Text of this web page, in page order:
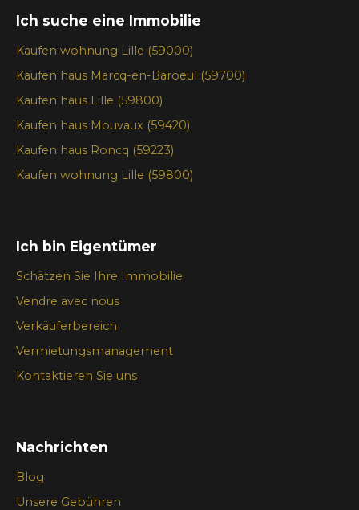
Ich suche eine Immobilie
Kaufen wohnung Lille (59000)
Kaufen haus Marcq-en-Baroeul (59700)
Kaufen haus Lille (59800)
Kaufen haus Mouvaux (59420)
Kaufen haus Roncq (59223)
Kaufen wohnung Lille (59800)
Ich bin Eigentümer
Schätzen Sie Ihre Immobilie
Vendre avec nous
Verkäuferbereich
Vermietungsmanagement
Kontaktieren Sie uns
Nachrichten
Blog
Unsere Gebühren